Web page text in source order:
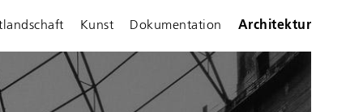
Kunst Dokumentation Architektur